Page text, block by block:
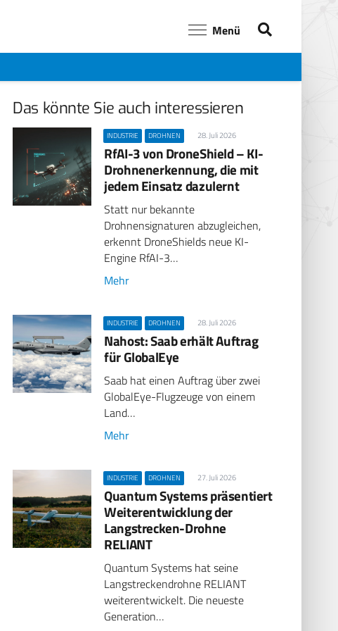
Menü
Das könnte Sie auch interessieren
INDUSTRIE DROHNEN 28. Juli 2026
RfAI-3 von DroneShield – KI-
Drohnenerkennung, die mit
jedem Einsatz dazulernt
Statt nur bekannte
Drohnensignaturen abzugleichen,
erkennt DroneShields neue KI-
Engine RfAI-3…
Mehr
INDUSTRIE DROHNEN 28. Juli 2026
Nahost: Saab erhält Auftrag
für GlobalEye
Saab hat einen Auftrag über zwei
GlobalEye-Flugzeuge von einem
Land…
Mehr
INDUSTRIE DROHNEN 27. Juli 2026
Quantum Systems präsentiert
Weiterentwicklung der
Langstrecken-Drohne
RELIANT
Quantum Systems hat seine
Langstreckendrohne RELIANT
weiterentwickelt. Die neueste
Generation…